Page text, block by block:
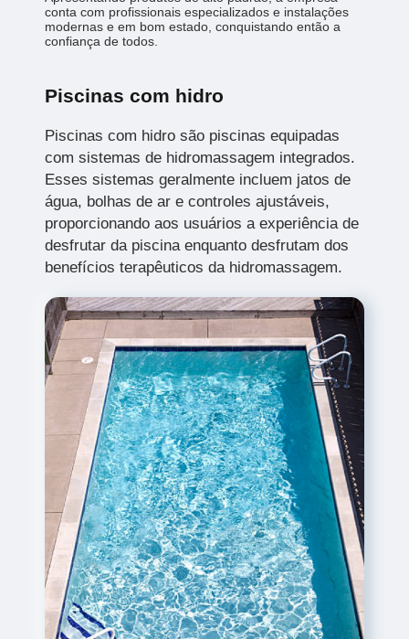
conta com profissionais especializados e instalações
modernas e em bom estado, conquistando então a
confiança de todos.
Piscinas com hidro
Piscinas com hidro são piscinas equipadas
com sistemas de hidromassagem integrados.
Esses sistemas geralmente incluem jatos de
água, bolhas de ar e controles ajustáveis,
proporcionando aos usuários a experiência de
desfrutar da piscina enquanto desfrutam dos
benefícios terapêuticos da hidromassagem.